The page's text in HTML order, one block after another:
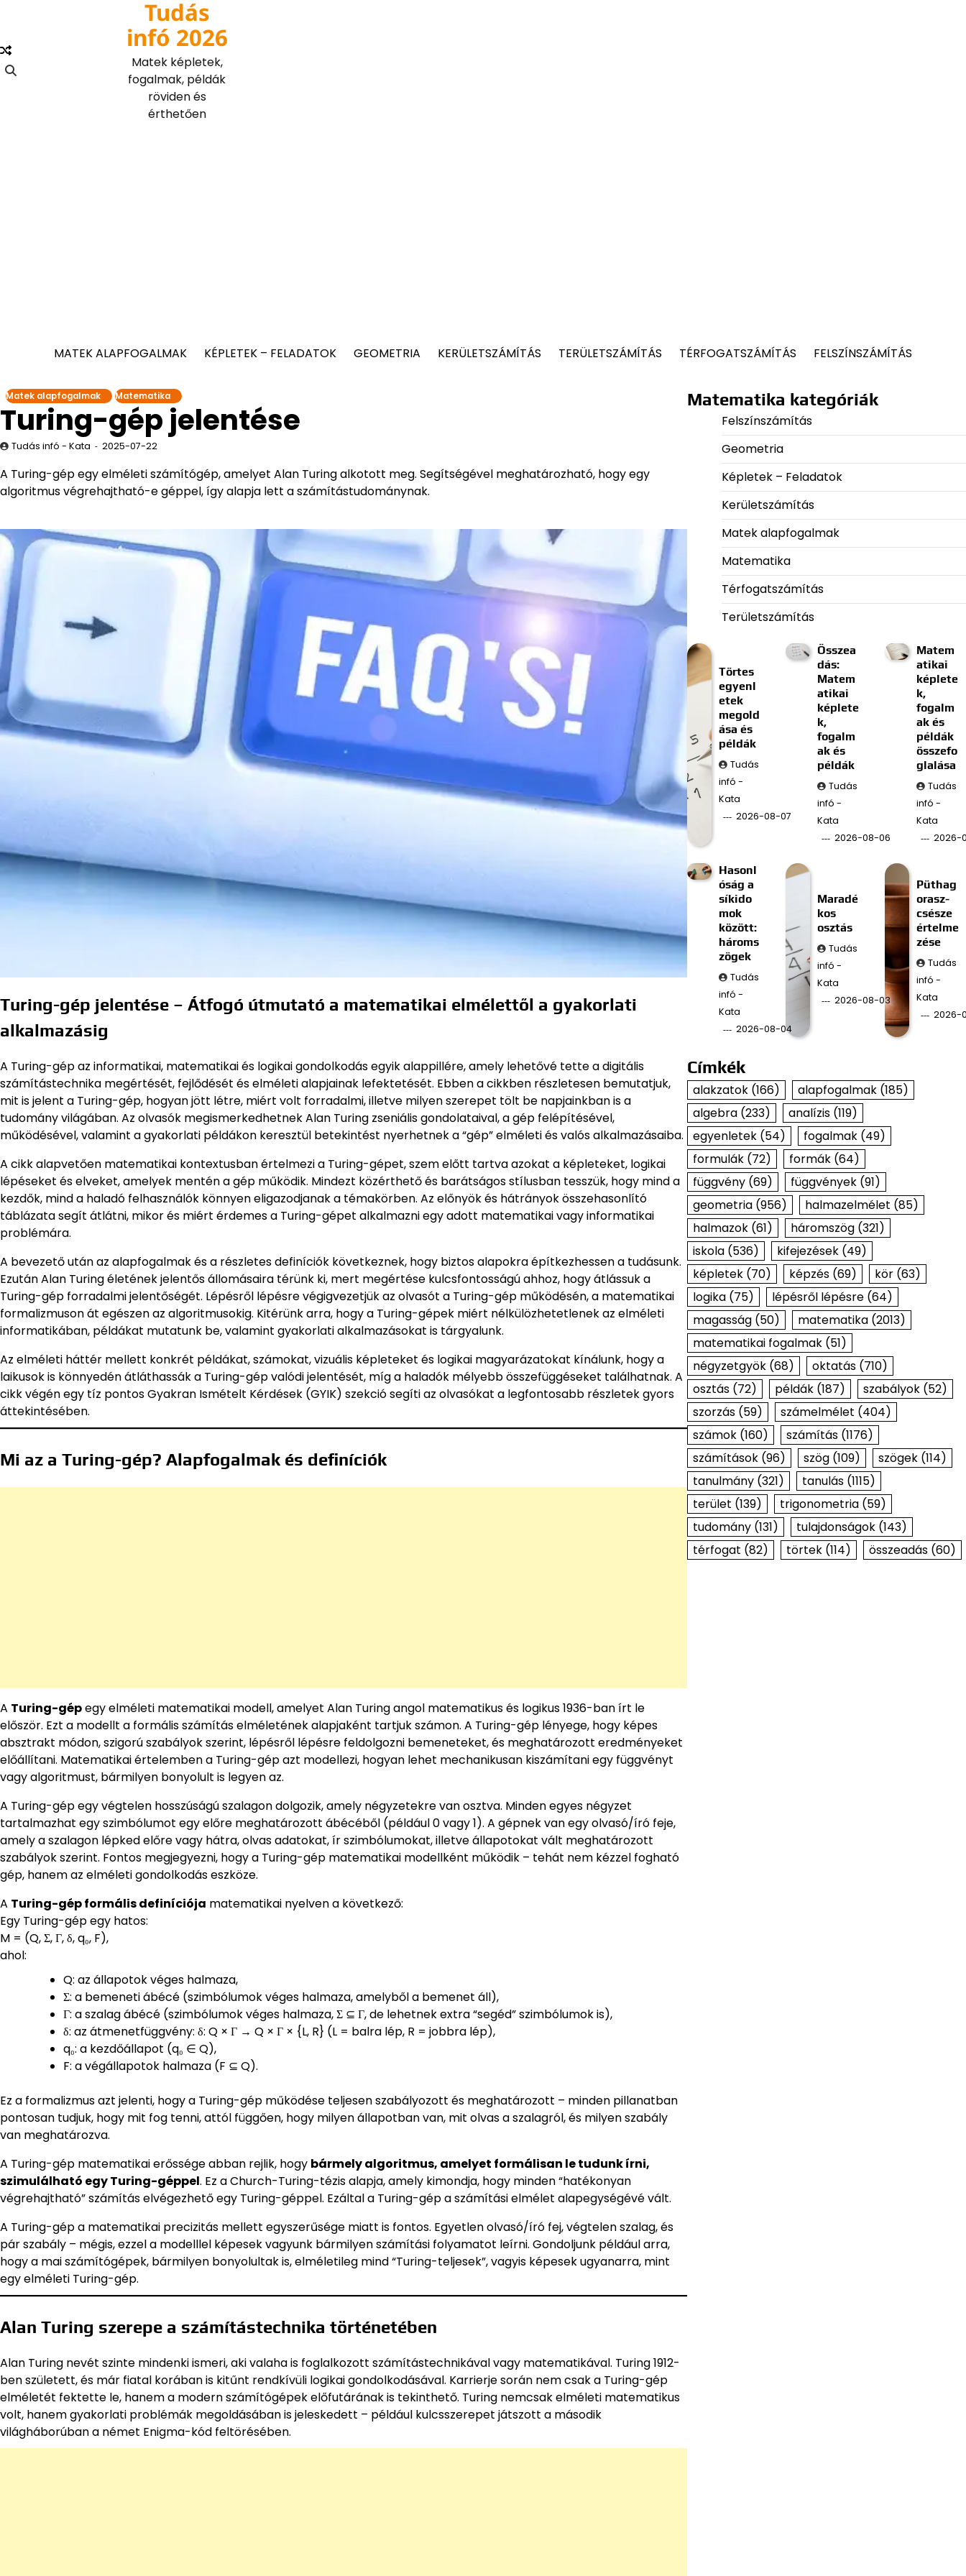
content
Tudás
infó 2026
Matek képletek,
fogalmak, példák
röviden és
érthetően
MATEK ALAPFOGALMAK KÉPLETEK – FELADATOK GEOMETRIA KERÜLETSZÁMÍTÁS TERÜLETSZÁMÍTÁS TÉRFOGATSZÁMÍTÁS FELSZÍNSZÁMÍTÁS
Matek alapfogalmak Matematika
Turing-gép jelentése
Tudás infó - Kata 2025-07-22
A Turing-gép egy elméleti számítógép, amelyet Alan Turing alkotott meg. Segítségével meghatározható, hogy egy
algoritmus végrehajtható-e géppel, így alapja lett a számítástudománynak.
Turing-gép jelentése – Átfogó útmutató a matematikai elmélettől a gyakorlati
alkalmazásig
A Turing-gép az informatikai, matematikai és logikai gondolkodás egyik alappillére, amely lehetővé tette a digitális
számítástechnika megértését, fejlődését és elméleti alapjainak lefektetését. Ebben a cikkben részletesen bemutatjuk,
mit is jelent a Turing-gép, hogyan jött létre, miért volt forradalmi, illetve milyen szerepet tölt be napjainkban is a
tudomány világában. Az olvasók megismerkedhetnek Alan Turing zseniális gondolataival, a gép felépítésével,
működésével, valamint a gyakorlati példákon keresztül betekintést nyerhetnek a “gép” elméleti és valós alkalmazásaiba.
A cikk alapvetően matematikai kontextusban értelmezi a Turing-gépet, szem előtt tartva azokat a képleteket, logikai
lépéseket és elveket, amelyek mentén a gép működik. Mindezt közérthető és barátságos stílusban tesszük, hogy mind a
kezdők, mind a haladó felhasználók könnyen eligazodjanak a témakörben. Az előnyök és hátrányok összehasonlító
táblázata segít átlátni, mikor és miért érdemes a Turing-gépet alkalmazni egy adott matematikai vagy informatikai
problémára.
A bevezető után az alapfogalmak és a részletes definíciók következnek, hogy biztos alapokra építkezhessen a tudásunk.
Ezután Alan Turing életének jelentős állomásaira térünk ki, mert megértése kulcsfontosságú ahhoz, hogy átlássuk a
Turing-gép forradalmi jelentőségét. Lépésről lépésre végigvezetjük az olvasót a Turing-gép működésén, a matematikai
formalizmuson át egészen az algoritmusokig. Kitérünk arra, hogy a Turing-gépek miért nélkülözhetetlenek az elméleti
informatikában, példákat mutatunk be, valamint gyakorlati alkalmazásokat is tárgyalunk.
Az elméleti háttér mellett konkrét példákat, számokat, vizuális képleteket és logikai magyarázatokat kínálunk, hogy a
laikusok is könnyedén átláthassák a Turing-gép valódi jelentését, míg a haladók mélyebb összefüggéseket találhatnak. A
cikk végén egy tíz pontos Gyakran Ismételt Kérdések (GYIK) szekció segíti az olvasókat a legfontosabb részletek gyors
áttekintésében.
Mi az a Turing-gép? Alapfogalmak és definíciók
A Turing-gépegy elméleti matematikai modell, amelyet Alan Turing angol matematikus és logikus 1936-ban írt le
először. Ezt a modellt a formális számítás elméletének alapjaként tartjuk számon. A Turing-gép lényege, hogy képes
absztrakt módon, szigorú szabályok szerint, lépésről lépésre feldolgozni bemeneteket, és meghatározott eredményeket
előállítani. Matematikai értelemben a Turing-gép azt modellezi, hogyan lehet mechanikusan kiszámítani egy függvényt
vagy algoritmust, bármilyen bonyolult is legyen az.
A Turing-gép egy végtelen hosszúságú szalagon dolgozik, amely négyzetekre van osztva. Minden egyes négyzet
tartalmazhat egy szimbólumot egy előre meghatározott ábécéből (például 0 vagy 1). A gépnek van egy olvasó/író feje,
amely a szalagon lépked előre vagy hátra, olvas adatokat, ír szimbólumokat, illetve állapotokat vált meghatározott
szabályok szerint. Fontos megjegyezni, hogy a Turing-gép matematikai modellként működik – tehát nem kézzel fogható
gép, hanem az elméleti gondolkodás eszköze.
A Turing-gép formális definíciója matematikai nyelven a következő:
Egy Turing-gép egy hatos:
M = (Q, Σ, Γ, δ, q₀, F),
ahol:
Q: az állapotok véges halmaza,
Σ: a bemeneti ábécé (szimbólumok véges halmaza, amelyből a bemenet áll),
Γ: a szalag ábécé (szimbólumok véges halmaza, Σ ⊆ Γ, de lehetnek extra “segéd” szimbólumok is),
δ: az átmenetfüggvény: δ: Q × Γ → Q × Γ × {L, R} (L = balra lép, R = jobbra lép),
q₀: a kezdőállapot (q₀ ∈ Q),
F: a végállapotok halmaza (F ⊆ Q).
Ez a formalizmus azt jelenti, hogy a Turing-gép működése teljesen szabályozott és meghatározott – minden pillanatban
pontosan tudjuk, hogy mit fog tenni, attól függően, hogy milyen állapotban van, mit olvas a szalagról, és milyen szabály
van meghatározva.
A Turing-gép matematikai erőssége abban rejlik, hogy bármely algoritmus, amelyet formálisan le tudunk írni,
szimulálható egy Turing-géppel. Ez a Church-Turing-tézis alapja, amely kimondja, hogy minden “hatékonyan
végrehajtható” számítás elvégezhető egy Turing-géppel. Ezáltal a Turing-gép a számítási elmélet alapegységévé vált.
A Turing-gép a matematikai precizitás mellett egyszerűsége miatt is fontos. Egyetlen olvasó/író fej, végtelen szalag, és
pár szabály – mégis, ezzel a modelllel képesek vagyunk bármilyen számítási folyamatot leírni. Gondoljunk például arra,
hogy a mai számítógépek, bármilyen bonyolultak is, elméletileg mind “Turing-teljesek”, vagyis képesek ugyanarra, mint
egy elméleti Turing-gép.
Alan Turing szerepe a számítástechnika történetében
Alan Turing nevét szinte mindenki ismeri, aki valaha is foglalkozott számítástechnikával vagy matematikával. Turing 1912-
ben született, és már fiatal korában is kitűnt rendkívüli logikai gondolkodásával. Karrierje során nem csak a Turing-gép
elméletét fektette le, hanem a modern számítógépek előfutárának is tekinthető. Turing nemcsak elméleti matematikus
volt, hanem gyakorlati problémák megoldásában is jeleskedett – például kulcsszerepet játszott a második
világháborúban a német Enigma-kód feltörésében.
Matematika kategóriák
Felszínszámítás
Geometria
Képletek – Feladatok
Kerületszámítás
Matek alapfogalmak
Matematika
Térfogatszámítás
Területszámítás
Törtes
egyenl
etek
megold
ása és
példák
Tudás
infó -
Kata
2026-08-07
Összea
dás:
Matem
atikai
képlete
k,
fogalm
ak és
példák
Tudás
infó -
Kata
2026-08-06
Matem
atikai
képlete
k,
fogalm
ak és
példák
összefo
glalása
Tudás
infó -
Kata
2026-
Hasonl
óság a
síkido
mok
között:
hároms
zögek
Tudás
infó -
Kata
2026-08-04
Maradé
kos
osztás
Tudás
infó -
Kata
2026-08-03
Püthag
orasz-
csésze
értelme
zése
Tudás
infó -
Kata
2026-
Címkék
alakzatok(166) alapfogalmak(185)
algebra(233) analízis(119)
egyenletek(54) fogalmak(49)
formulák(72) formák(64)
függvény(69) függvények(91)
geometria(956) halmazelmélet (85)
halmazok(61) háromszög(321)
iskola(536) kifejezések(49)
képletek(70) képzés(69) kör(63)
logika(75) lépésről lépésre(64)
magasság(50) matematika(2013)
matematikai fogalmak(51)
négyzetgyök(68) oktatás(710)
osztás(72) példák(187) szabályok(52)
szorzás(59) számelmélet (404)
számok(160) számítás(1176)
számítások(96) szög(109) szögek(114)
tanulmány(321) tanulás(1115)
terület (139) trigonometria(59)
tudomány(131) tulajdonságok(143)
térfogat (82) törtek(114) összeadás(60)